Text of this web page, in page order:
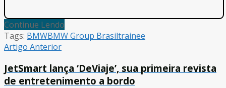
Continue Lendo
Tags: BMWBMW Group Brasiltrainee
Artigo Anterior
JetSmart lança ‘DeViaje’, sua primeira revista
de entretenimento a bordo